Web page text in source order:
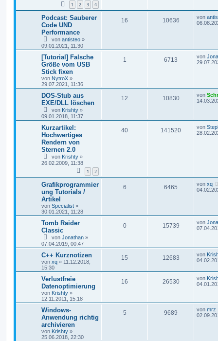
1 2 3 4
Podcast: Sauberer
Code UND
Performance
von antisteo »
09.01.2021, 11:30
16 10636 von
[Tutorial] Falsche
Größe vom USB
Stick fixen
von NytroX »
29.07.2021, 11:36
1 6713 von
DOS-Stub aus
EXE/DLL löschen
von Krishty »
09.01.2018, 11:37
12 10830 von
Kurzartikel:
Hochwertiges
Rendern von
Sternen 2.0
von Krishty »
26.02.2009, 11:38
1 2
40 141520 von
Grafikprogrammier
ung Tutorials /
Artikel
von Specialist »
30.01.2021, 11:28
6 6465 von xq
Tomb Raider
Classic
von Jonathan »
07.04.2019, 00:47
0 15739 von
C++ Kurznotizen
von xq » 11.12.2018,
15:30
15 12683 von
Verlustfreie
Datenoptimierung
von Krishty »
12.11.2011, 15:18
16 26530 von
Windows-
Anwendung richtig
archivieren
von Krishty »
25.06.2018, 22:30
5 9689 von mrz